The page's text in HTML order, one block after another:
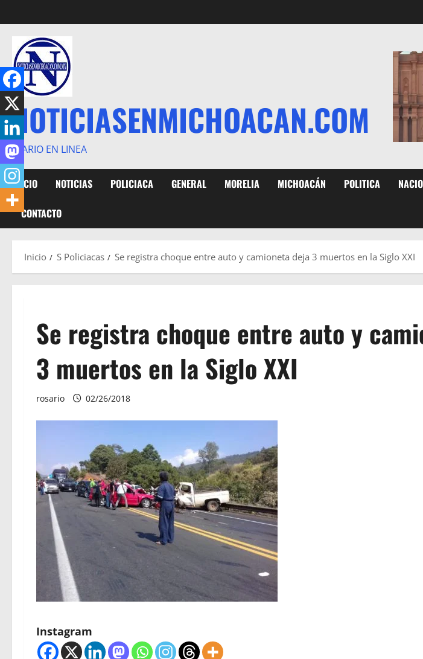
al
contenido
NOTICIASENMICHOACAN.COM
DIARIO EN LINEA
INICIO NOTICIAS POLICIACA GENERAL MORELIA MICHOACÁN POLITICA
CONTACTO
Inicio S Policiacas Se registra choque entre auto y camioneta deja 3 muertos en la Siglo XXI
Se registra choque entre auto y
3 muertos en la Siglo XXI
rosario 02/26/2018
Instagram